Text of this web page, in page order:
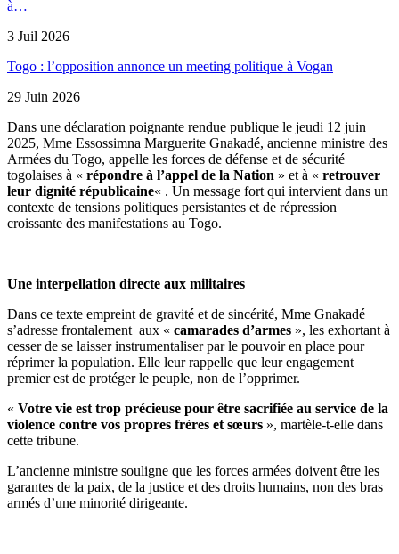
à…
3 Juil 2026
Togo : l’opposition annonce un meeting politique à Vogan
29 Juin 2026
Dans une déclaration poignante rendue publique le jeudi 12 juin
2025, Mme Essossimna Marguerite Gnakadé, ancienne ministre des
Armées du Togo, appelle les forces de défense et de sécurité
togolaises à « répondre à l’appel de la Nation » et à « retrouver
leur dignité républicaine« . Un message fort qui intervient dans un
contexte de tensions politiques persistantes et de répression
croissante des manifestations au Togo.
Une interpellation directe aux militaires
Dans ce texte empreint de gravité et de sincérité, Mme Gnakadé
s’adresse frontalement aux « camarades d’armes », les exhortant à
cesser de se laisser instrumentaliser par le pouvoir en place pour
réprimer la population. Elle leur rappelle que leur engagement
premier est de protéger le peuple, non de l’opprimer.
« Votre vie est trop précieuse pour être sacrifiée au service de la
violence contre vos propres frères et sœurs », martèle-t-elle dans
cette tribune.
L’ancienne ministre souligne que les forces armées doivent être les
garantes de la paix, de la justice et des droits humains, non des bras
armés d’une minorité dirigeante.